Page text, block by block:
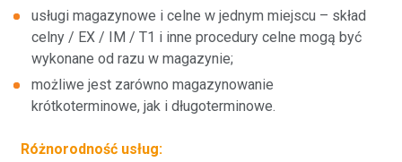
Administracja
Projekty unijne
usługi magazynowe i celne w jednym miejscu – skład
celny / EX / IM / T1 i inne procedury celne mogą być
wykonane od razu w magazynie;
możliwe jest zarówno magazynowanie
krótkoterminowe, jak i długoterminowe.
Różnorodność usług: